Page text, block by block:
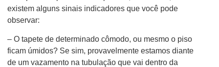
existem alguns sinais indicadores que você pode
observar:
– O tapete de determinado cômodo, ou mesmo o piso
ficam úmidos? Se sim, provavelmente estamos diante
de um vazamento na tubulação que vai dentro da